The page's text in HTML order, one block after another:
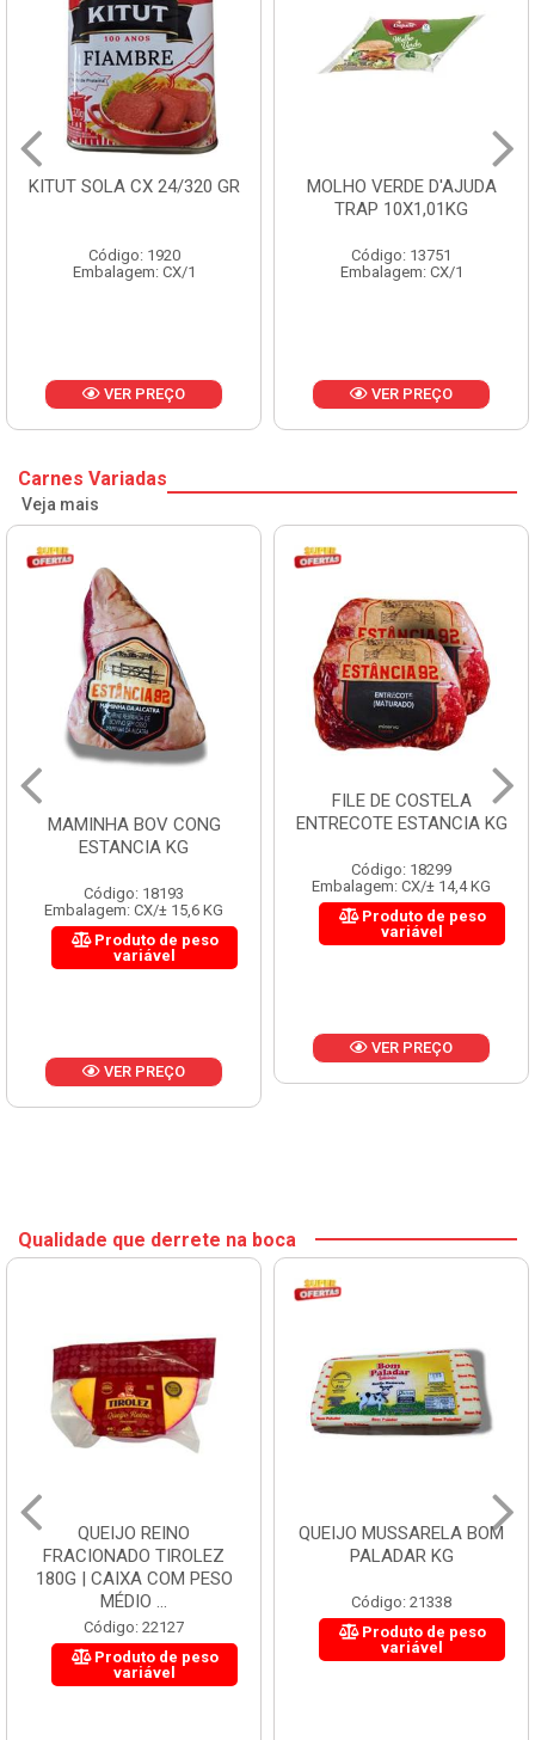
KITUT SOLA CX 24/320 GR
Código: 1920
Embalagem: CX/1
VER PREÇO
MOLHO VERDE D'AJUDA
TRAP 10X1,01KG
Código: 13751
Embalagem: CX/1
VER PREÇO
Carnes Variadas
Veja mais
MAMINHA BOV CONG
ESTANCIA KG
Código: 18193
Embalagem: CX/± 15,6 KG
Produto de peso
variável
VER PREÇO
FILE DE COSTELA
ENTRECOTE ESTANCIA KG
Código: 18299
Embalagem: CX/± 14,4 KG
Produto de peso
variável
VER PREÇO
Qualidade que derrete na boca
QUEIJO REINO
FRACIONADO TIROLEZ
180G | CAIXA COM PESO
MÉDIO ...
Código: 22127
Produto de peso
variável
QUEIJO MUSSARELA BOM
PALADAR KG
Código: 21338
Produto de peso
variável